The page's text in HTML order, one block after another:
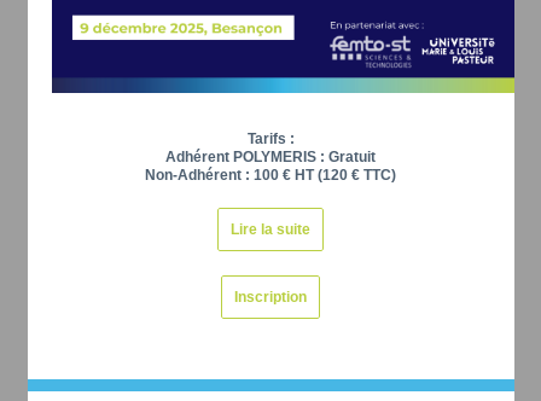
Tarifs :
Adhérent POLYMERIS : Gratuit
Non-Adhérent : 100 € HT (120 € TTC)
Lire la suite
Inscription